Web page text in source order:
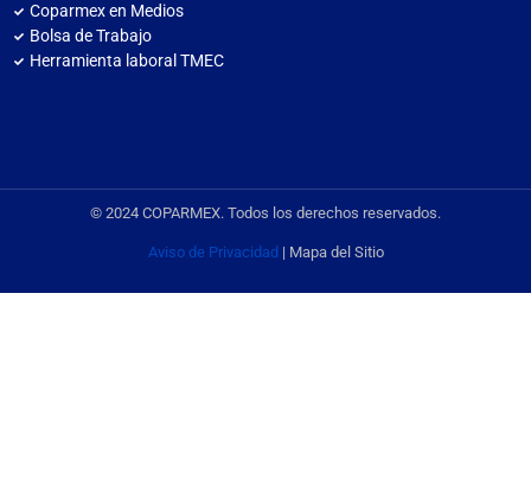
Coparmex en Medios
Bolsa de Trabajo
Herramienta laboral TMEC
© 2024 COPARMEX. Todos los derechos reservados.
Aviso de Privacidad | Mapa del Sitio